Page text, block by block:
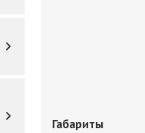
Габариты